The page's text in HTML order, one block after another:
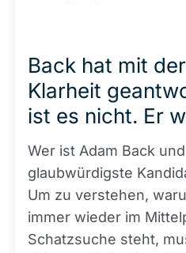
Back hat mit
Klarheit
ist es nicht. Er
Wer ist Adam Back
glaubwürdigste
Um zu verstehen,
immer wieder im
Schatzsuche steht,